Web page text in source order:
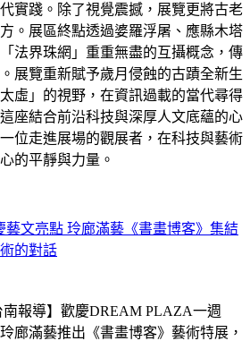
實踐。除了視覺震撼，展覽更將古老
。展區終點透過婆羅浮屠、應縣木塔
法界珠網」重重無盡的互攝概念，傳
展覽重新賦予歲月侵蝕的古蹟全新生
虛」的視野，在資訊過載的當代尋得
座結合前沿科技與深厚人文底蘊的心
位走進展場的觀展者，在科技與藝術
的平靜與力量。
文亮點 玲廊滿藝《書畫博客》集結
的對話
南報導】歡慶DREAM PLAZA一週
廊滿藝推出《書畫博客》藝術特展，